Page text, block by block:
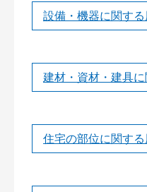
設備・機器に関す
建材・資材・建具
住宅の部位に関す